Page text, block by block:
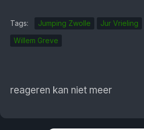
Tags: Jumping Zwolle Jur Vrieling
Willem Greve
reageren kan niet meer